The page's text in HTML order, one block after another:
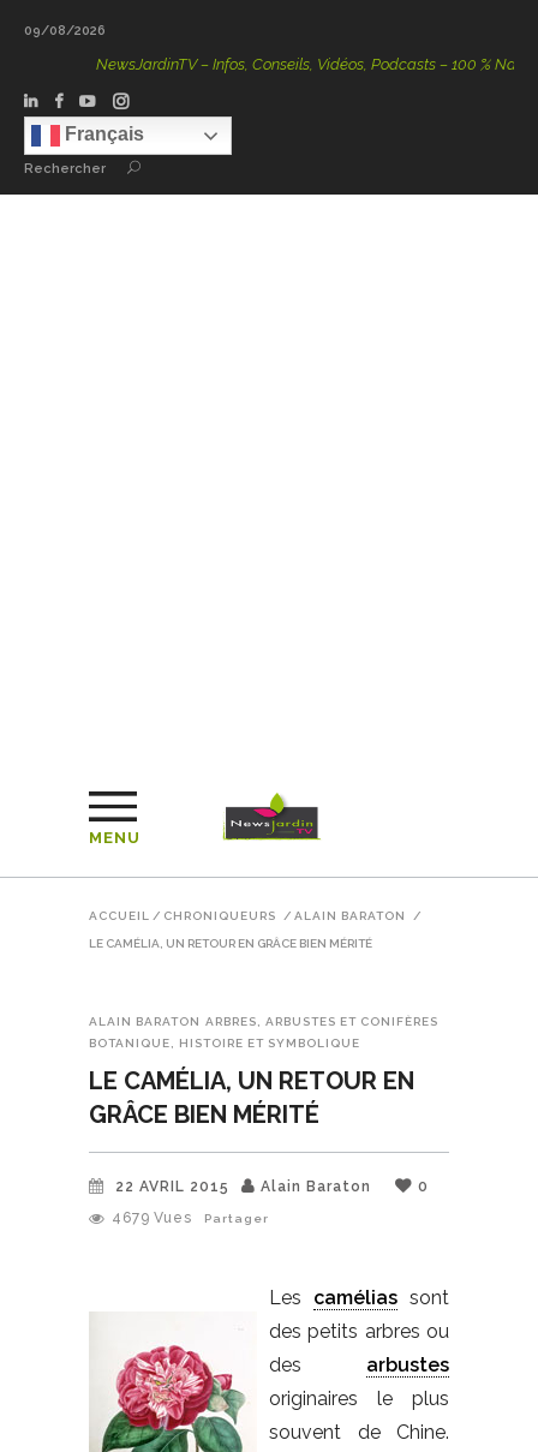
09/08/2026
NewsJardinTV – Infos, Conseils, Vidéos, Podcasts – 100 % Nature
Français
Rechercher
MENU
ACCUEIL / CHRONIQUEURS / ALAIN BARATON /
LE CAMÉLIA, UN RETOUR EN GRÂCE BIEN MÉRITÉ
ALAIN BARATON ARBRES, ARBUSTES ET CONIFÈRES
BOTANIQUE, HISTOIRE ET SYMBOLIQUE
LE CAMÉLIA, UN RETOUR EN
GRÂCE BIEN MÉRITÉ
22 AVRIL 2015 Alain Baraton
0
4679 Vues Partager
Les camélias sont
des petits arbres ou
des arbustes
originaires le plus
souvent de Chine.